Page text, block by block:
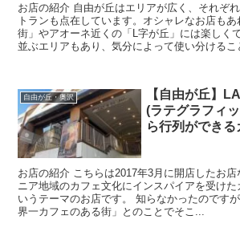
お店の紹介 自由が丘はエリアが広く、それぞ
トランも点在しています。オシャレなお店も
街」やアオーネ近くの「L字が丘」には楽しく
並ぶエリアもあり、気分によって使い分けるこ
自由が丘・奥沢
【自由が丘】
(ラテグラフィ
ら行列ができる
お店の紹介 こちらは2017年3月に開店したお
ニア地域のカフェ文化にインスパイアを受けた
いうテーマのお店です。 知らなかったのです
界一カフェのある街」とのことでそこ...